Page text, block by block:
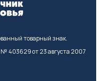
товарный знак.
403629 от 23 августа 2007